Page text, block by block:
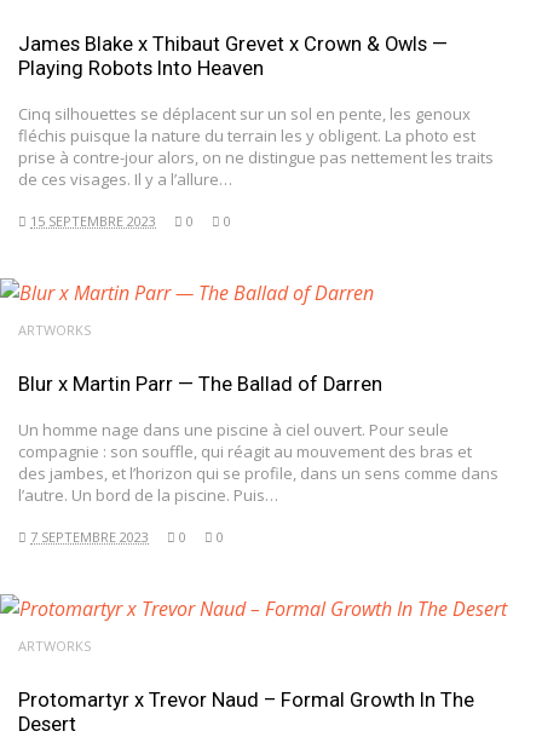
James Blake x Thibaut Grevet x Crown & Owls —
Playing Robots Into Heaven
Cinq silhouettes se déplacent sur un sol en pente, les genoux
fléchis puisque la nature du terrain les y obligent. La photo est
prise à contre-jour alors, on ne distingue pas nettement les traits
de ces visages. Il y a l’allure…
15 SEPTEMBRE 2023 0 0
ARTWORKS
Blur x Martin Parr — The Ballad of Darren
Un homme nage dans une piscine à ciel ouvert. Pour seule
compagnie : son souffle, qui réagit au mouvement des bras et
des jambes, et l’horizon qui se profile, dans un sens comme dans
l’autre. Un bord de la piscine. Puis…
7 SEPTEMBRE 2023 0 0
ARTWORKS
Protomartyr x Trevor Naud – Formal Growth In The
Desert